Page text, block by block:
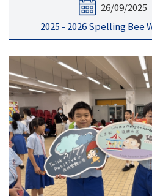
26/09/2025
2025 - 2026 Spelling Bee